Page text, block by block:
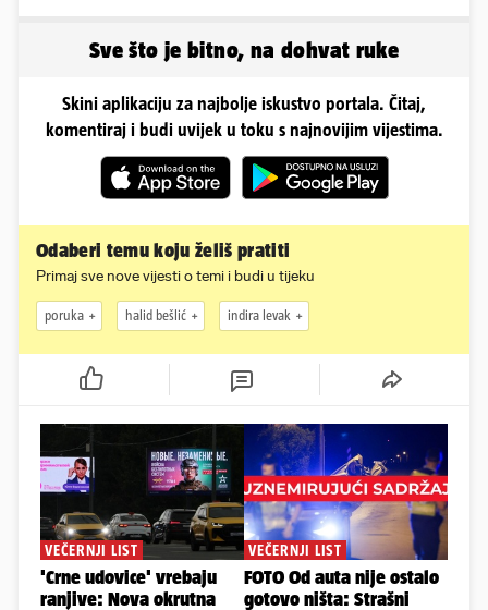
Sve što je bitno, na dohvat ruke
Skini aplikaciju za najbolje iskustvo portala. Čitaj,
komentiraj i budi uvijek u toku s najnovijim vijestima.
Odaberi temu koju želiš pratiti
Primaj sve nove vijesti o temi i budi u tijeku
poruka halid bešlić indira levak